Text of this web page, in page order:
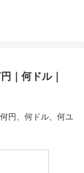
｜何ドル｜
円、何ドル、何ユ